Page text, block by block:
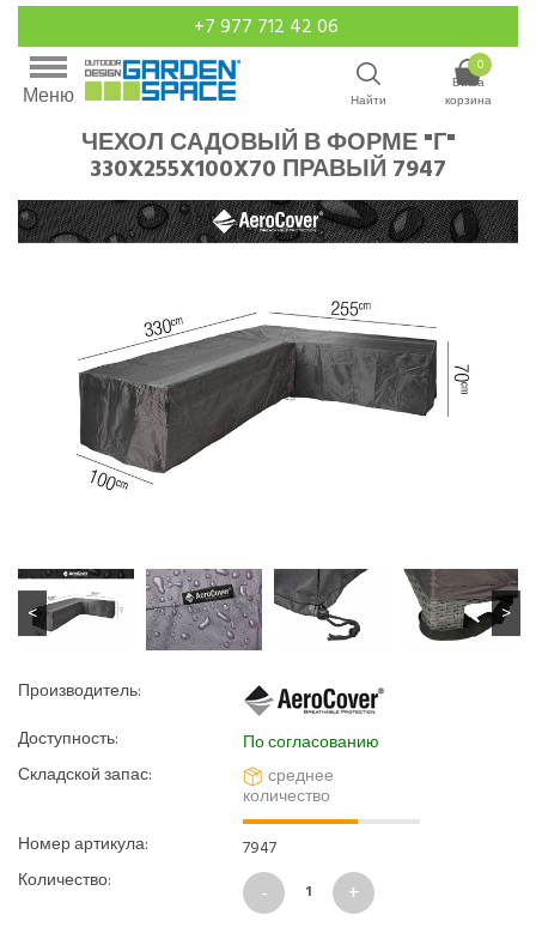
+7 977 712 42 06
Меню Найти
0
Ваша
корзина
ЧЕХОЛ САДОВЫЙ В ФОРМЕ "Г"
330X255X100X70 ПРАВЫЙ 7947
Производитель:
Доступность:
По согласованию
Складской запас:
среднее
количество
Номер артикула:
7947
Количество: